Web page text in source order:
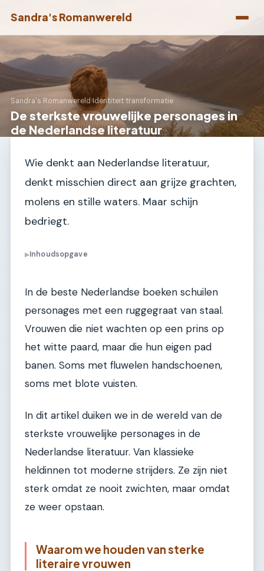
Sandra's Romanwereld
Sandra's Romanwereld›Identiteit transformatie
De sterkste vrouwelijke personages in
de Nederlandse literatuur
Wie denkt aan Nederlandse literatuur,
denkt misschien direct aan grijze grachten,
molens en stille waters. Maar schijn
bedriegt.
▶Inhoudsopgave
In de beste Nederlandse boeken schuilen
personages met een ruggegraat van staal.
Vrouwen die niet wachten op een prins op
het witte paard, maar die hun eigen pad
banen. Soms met fluwelen handschoenen,
soms met blote vuisten.
In dit artikel duiken we in de wereld van de
sterkste vrouwelijke personages in de
Nederlandse literatuur. Van klassieke
heldinnen tot moderne strijders. Ze zijn niet
sterk omdat ze nooit zwichten, maar omdat
ze weer opstaan.
Waarom we houden van sterke
literaire vrouwen